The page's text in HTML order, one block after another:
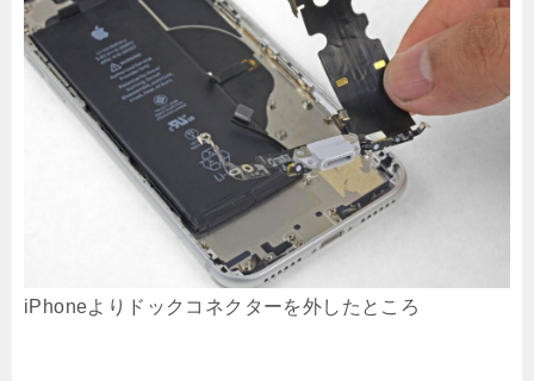
iPhoneよりドックコネクターを外したところ